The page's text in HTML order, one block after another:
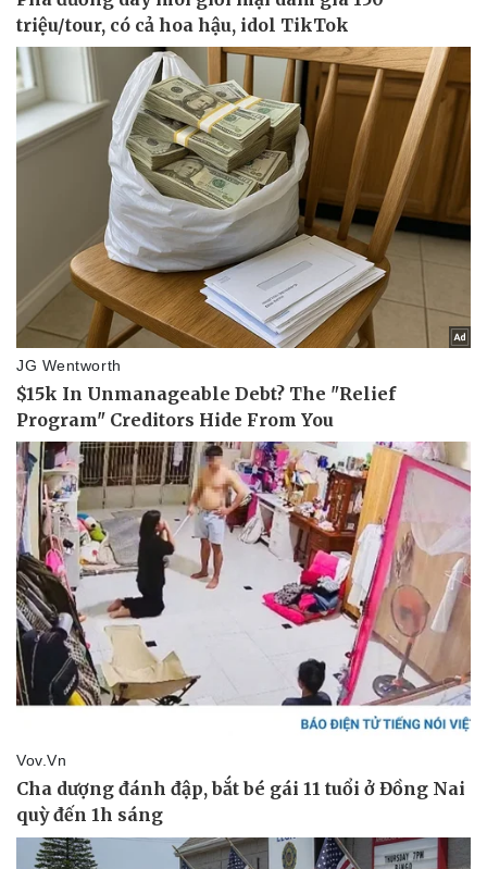
Thể thao
Bóng đá
Lịch thi đấu bóng đá
Thế giới thể thao
eSports
Hậu trường
Ô tô - Xe máy
Ô tô
Xe máy
Tư vấn